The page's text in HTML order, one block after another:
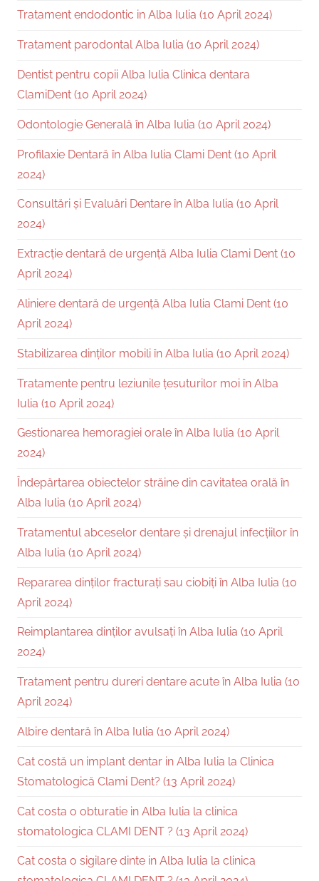
Tratament endodontic in Alba Iulia (10 April 2024)
Tratament parodontal Alba Iulia (10 April 2024)
Dentist pentru copii Alba Iulia Clinica dentara
ClamiDent (10 April 2024)
Odontologie Generală în Alba Iulia (10 April 2024)
Profilaxie Dentară în Alba Iulia Clami Dent (10 April
2024)
Consultări și Evaluări Dentare în Alba Iulia (10 April
2024)
Extracție dentară de urgență Alba Iulia Clami Dent (10
April 2024)
Aliniere dentară de urgență Alba Iulia Clami Dent (10
April 2024)
Stabilizarea dinților mobili în Alba Iulia (10 April 2024)
Tratamente pentru leziunile țesuturilor moi în Alba
Iulia (10 April 2024)
Gestionarea hemoragiei orale în Alba Iulia (10 April
2024)
Îndepărtarea obiectelor străine din cavitatea orală în
Alba Iulia (10 April 2024)
Tratamentul abceselor dentare și drenajul infecțiilor în
Alba Iulia (10 April 2024)
Repararea dinților fracturați sau ciobiți în Alba Iulia (10
April 2024)
Reimplantarea dinților avulsați în Alba Iulia (10 April
2024)
Tratament pentru dureri dentare acute în Alba Iulia (10
April 2024)
Albire dentară în Alba Iulia (10 April 2024)
Cat costă un implant dentar in Alba Iulia la Clinica
Stomatologică Clami Dent? (13 April 2024)
Cat costa o obturatie in Alba Iulia la clinica
stomatologica CLAMI DENT ? (13 April 2024)
Cat costa o sigilare dinte in Alba Iulia la clinica